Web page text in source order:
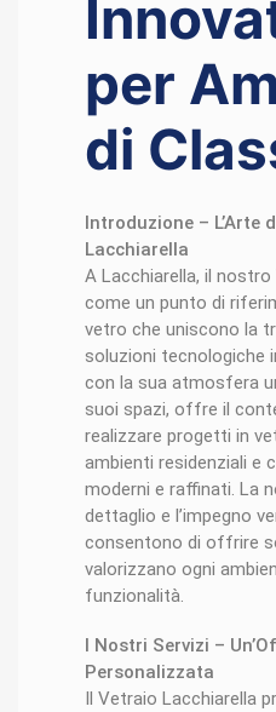
per
di
Introduzione – L’Arte
Lacchiarella
A Lacchiarella, il
come un punto di
vetro che uniscono la
soluzioni tecnologiche
con la sua atmosfera
suoi spazi, offre il
realizzare progetti in
ambienti residenziali e
moderni e raffinati. La
dettaglio e l’impegno
consentono di offrire
valorizzano ogni
funzionalità.
I Nostri Servizi –
Personalizzata
Il Vetraio Lacchiarella